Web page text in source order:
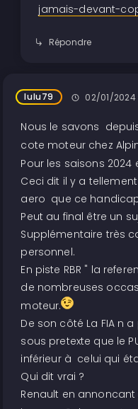
jamais-devant-
Répondre
lulu79 02/01/2024
Nous le savons
cote moteur chez
Pour les saisons 2024
Ceci dit il y a
aero que ce
Peut au final être un
Supplémentaire très
personnel.
En piste RBR " la
de nombreuses
moteur.
De son côté La FIA n
sous pretexte que le
inférieur à celui qui
Qui dit vrai ?
Renault en